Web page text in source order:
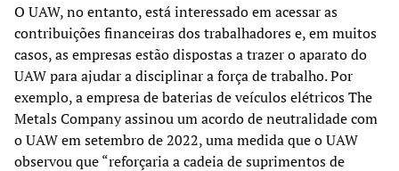
O UAW, no entanto, está interessado em acessar as
contribuições financeiras dos trabalhadores e, em muitos
casos, as empresas estão dispostas a trazer o aparato do
UAW para ajudar a disciplinar a força de trabalho. Por
exemplo, a empresa de baterias de veículos elétricos The
Metals Company assinou um acordo de neutralidade com
o UAW em setembro de 2022, uma medida que o UAW
observou que “reforçaria a cadeia de suprimentos de